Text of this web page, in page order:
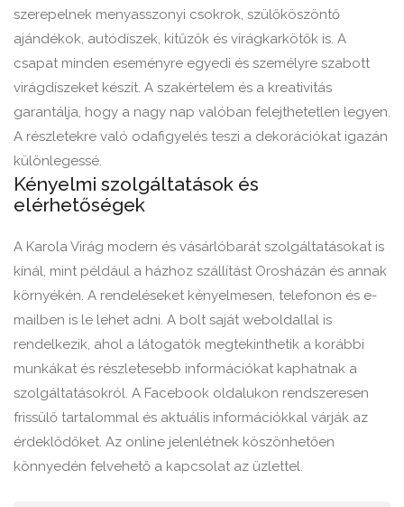
szerepelnek menyasszonyi csokrok, szülőköszöntő
ajándékok, autódíszek, kitűzők és virágkarkötők is. A
csapat minden eseményre egyedi és személyre szabott
virágdíszeket készít. A szakértelem és a kreativitás
garantálja, hogy a nagy nap valóban felejthetetlen legyen.
A részletekre való odafigyelés teszi a dekorációkat igazán
különlegessé.
Kényelmi szolgáltatások és
elérhetőségek
A Karola Virág modern és vásárlóbarát szolgáltatásokat is
kínál, mint például a házhoz szállítást Orosházán és annak
környékén. A rendeléseket kényelmesen, telefonon és e-
mailben is le lehet adni. A bolt saját weboldallal is
rendelkezik, ahol a látogatók megtekinthetik a korábbi
munkákat és részletesebb információkat kaphatnak a
szolgáltatásokról. A Facebook oldalukon rendszeresen
frissülő tartalommal és aktuális információkkal várják az
érdeklődőket. Az online jelenlétnek köszönhetően
könnyedén felvehető a kapcsolat az üzlettel.